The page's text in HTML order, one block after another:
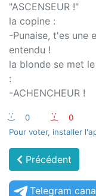
"ASCENSEUR !"
la copine :
-Punaise, t'es une
entendu !
la blonde se met
:
-ACHENCHEUR !
:-) 0 :-(
0
Pour voter, installer
Précédent
Telegram